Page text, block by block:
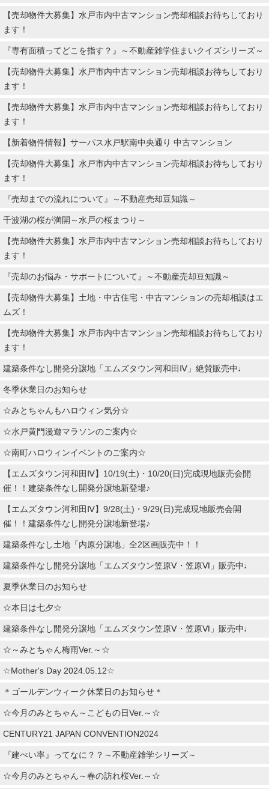
【売却物件大募集】水戸市内中古マンション売却相談お待ちしており
ます！
『専有面積ってどこを指す？』～不動産雑学住まいクイズシリーズ～
【売却物件大募集】水戸市内中古マンション売却相談お待ちしており
ます！
【売却物件大募集】水戸市内中古マンション売却相談お待ちしており
ます！
【新着物件情報】サーパス水戸駅南中央通り 中古マンション
【売却物件大募集】水戸市内中古マンション売却相談お待ちしており
ます！
『売却までの流れについて』～不動産売却豆知識～
千波湖の桜が満開～水戸の桜まつり～
【売却物件大募集】水戸市内中古マンション売却相談お待ちしており
ます！
『売却のお悩み・サポートについて』～不動産売却豆知識～
【売却物件大募集】土地・中古住宅・中古マンションの売却相談はエ
ムズ！
【売却物件大募集】水戸市内中古マンション売却相談お待ちしており
ます！
建築条件なし開発分譲地「エムズタウン河和田Ⅳ」絶賛販売中♩
冬季休業日のお知らせ
☆みとちゃんもハロウィン気分☆
☆水戸黄門漫遊マラソンのご案内☆
☆南町ハロウィンイベントのご案内☆
【エムズタウン河和田Ⅳ】10/19(土)・10/20(日)完成現地販売会開
催！！建築条件なし開発分譲地新登場♪
【エムズタウン河和田Ⅳ】9/28(土)・9/29(日)完成現地販売会開
催！！建築条件なし開発分譲地新登場♪
建築条件なし土地「内原分譲地」全2区画販売中！！
建築条件なし開発分譲地「エムズタウン笠原Ⅴ・笠原Ⅵ」販売中♩
夏季休業日のお知らせ
☆本日は七夕☆
建築条件なし開発分譲地「エムズタウン笠原Ⅴ・笠原Ⅵ」販売中♩
☆～みとちゃん梅雨Ver.～☆
☆Mother's Day 2024.05.12☆
＊ゴールデンウィーク休業日のお知らせ＊
☆今月のみとちゃん～こどもの日Ver.～☆
CENTURY21 JAPAN CONVENTION2024
『建ぺい率』ってなに？？～不動産雑学シリーズ～
☆今月のみとちゃん～春の訪れ桜Ver.～☆